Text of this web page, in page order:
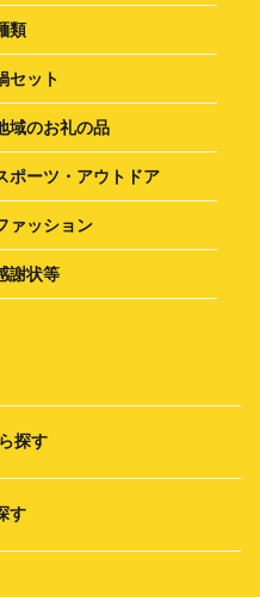
類
セット
域のお礼の品
ポーツ・アウトドア
ァッション
謝状等
探す
す